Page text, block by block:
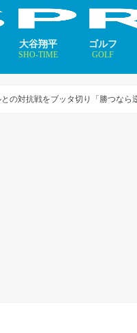
大谷翔平
SHO-TIME
ゴルフ
GOLF
の対抗戦をブッタ切り「勝つなら